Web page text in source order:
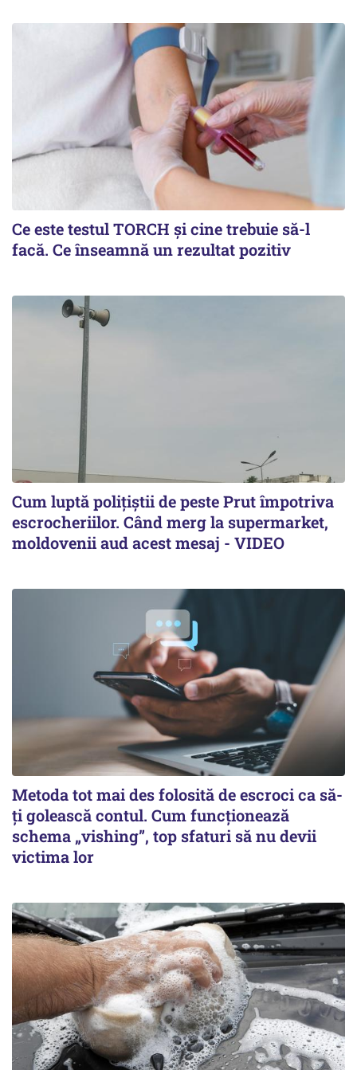
Ce este testul TORCH și cine trebuie să-l
facă. Ce înseamnă un rezultat pozitiv
Cum luptă polițiștii de peste Prut împotriva
escrocheriilor. Când merg la supermarket,
moldovenii aud acest mesaj - VIDEO
Metoda tot mai des folosită de escroci ca să-
ți golească contul. Cum funcționează
schema „vishing”, top sfaturi să nu devii
victima lor